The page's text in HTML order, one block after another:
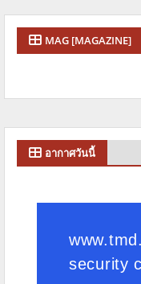
MAG [MAGAZINE]
อากาศวันนี้